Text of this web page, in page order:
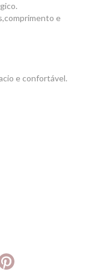
e
e confortável.